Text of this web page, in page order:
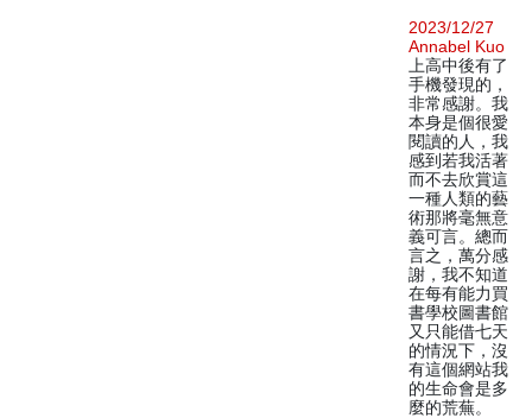
2023/12/27
Annabel Kuo
上高中後有了
手機發現的，
非常感謝。我
本身是個很愛
閱讀的人，我
感到若我活著
而不去欣賞這
一種人類的藝
術那將毫無意
義可言。總而
言之，萬分感
謝，我不知道
在每有能力買
書學校圖書館
又只能借七天
的情況下，沒
有這個網站我
的生命會是多
麼的荒蕪。